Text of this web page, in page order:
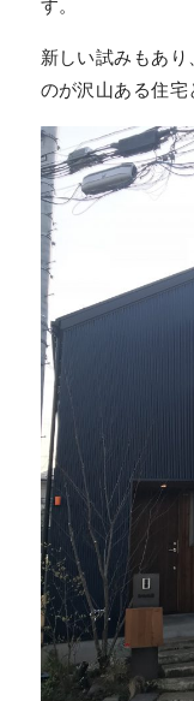
す。
新しい試みもあ
のが沢山ある住宅